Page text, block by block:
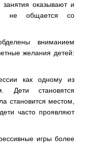
оказывают и
не общается со
вниманием
желания детей:
как одному из
Дети становятся
становится местом,
часто проявляют
игры более